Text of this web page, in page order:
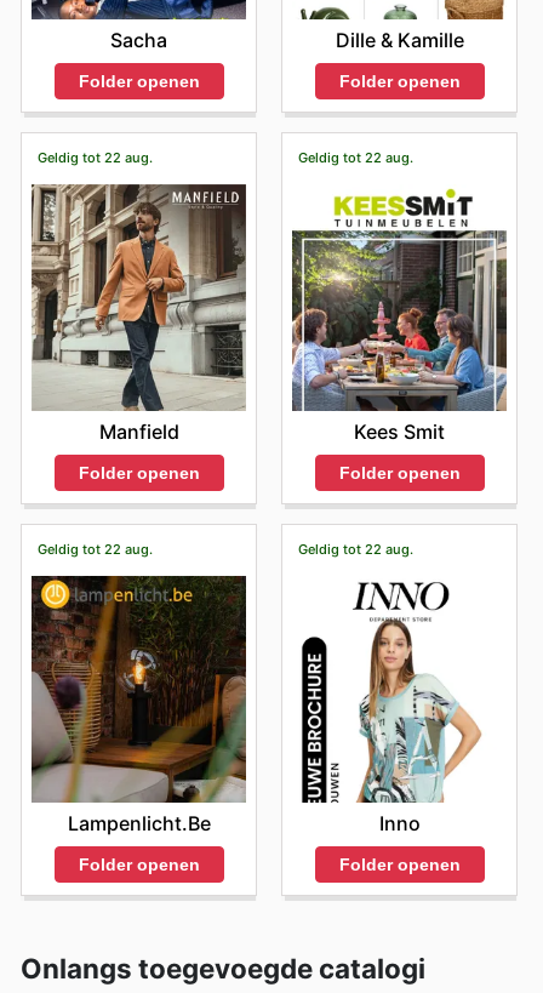
Sacha
Folder openen
Dille & Kamille
Folder openen
Geldig tot 22 aug.
Manfield
Folder openen
Geldig tot 22 aug.
Kees Smit
Folder openen
Geldig tot 22 aug.
Lampenlicht.be
Folder openen
Geldig tot 22 aug.
Inno
Folder openen
Onlangs toegevoegde catalogi